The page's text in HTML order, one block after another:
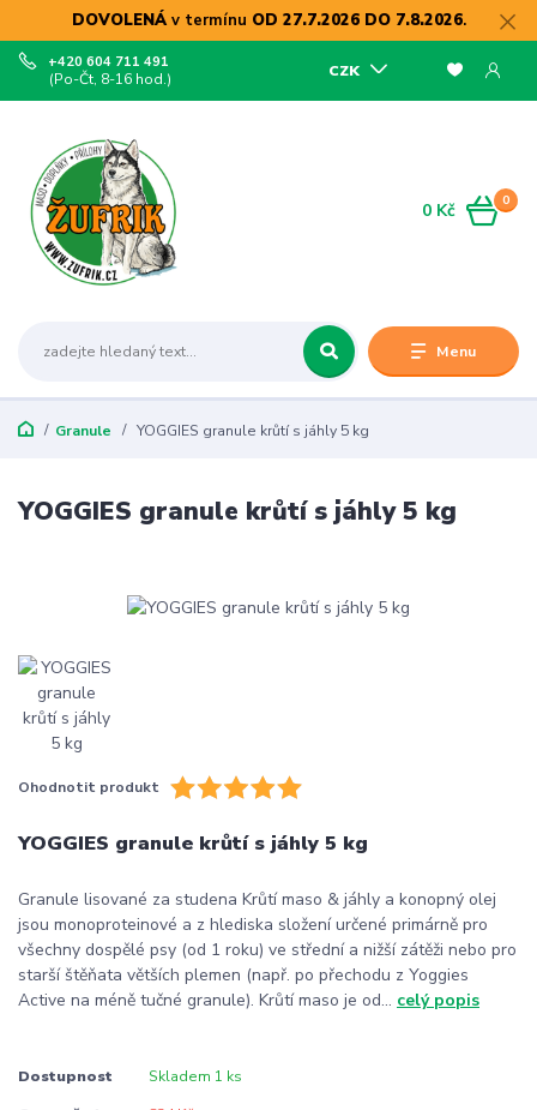
DOVOLENÁv termínu OD 27.7.2026 DO 7.8.2026.
Menu
CZK
+420 604 711 491
(Po-Čt, 8-16 hod.)
0
0 Kč
Granule YOGGIES granule krůtí s jáhly 5 kg
YOGGIES granule krůtí s jáhly 5 kg
Ohodnotit produkt
YOGGIES granule krůtí s jáhly 5 kg
Granule lisované za studena Krůtí maso & jáhly a konopný olej
jsou monoproteinové a z hlediska složení určené primárně pro
všechny dospělé psy (od 1 roku) ve střední a nižší zátěži nebo pro
starší štěňata větších plemen (např. po přechodu z Yoggies
Active na méně tučné granule). Krůtí maso je od... celý popis
Dostupnost Skladem 1 ks